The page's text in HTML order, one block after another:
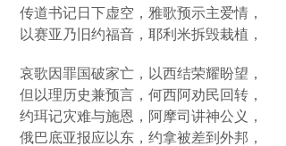
传道书记日下虚空，雅歌预示主爱情，
以赛亚乃旧约福音，耶利米拆毁栽植，
哀歌因罪国破家亡，以西结荣耀盼望，
但以理历史兼预言，何西阿劝民回转，
约珥记灾难与施恩，阿摩司讲神公义，
俄巴底亚报应以东，约拿被差到外邦，